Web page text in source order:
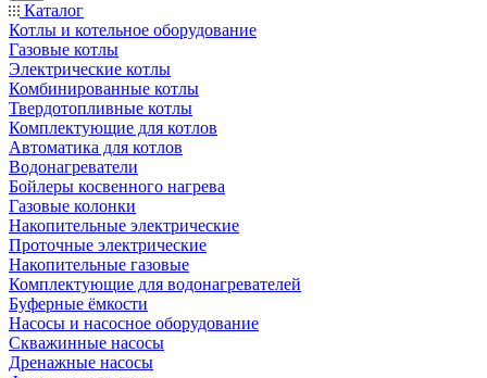
Каталог
Котлы и котельное оборудование
Газовые котлы
Электрические котлы
Комбинированные котлы
Твердотопливные котлы
Комплектующие для котлов
Автоматика для котлов
Водонагреватели
Бойлеры косвенного нагрева
Газовые колонки
Накопительные электрические
Проточные электрические
Накопительные газовые
Комплектующие для водонагревателей
Буферные ёмкости
Насосы и насосное оборудование
Скважинные насосы
Дренажные насосы